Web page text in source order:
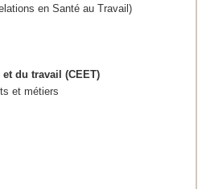
en Santé au Travail)
du travail (CEET)
et métiers